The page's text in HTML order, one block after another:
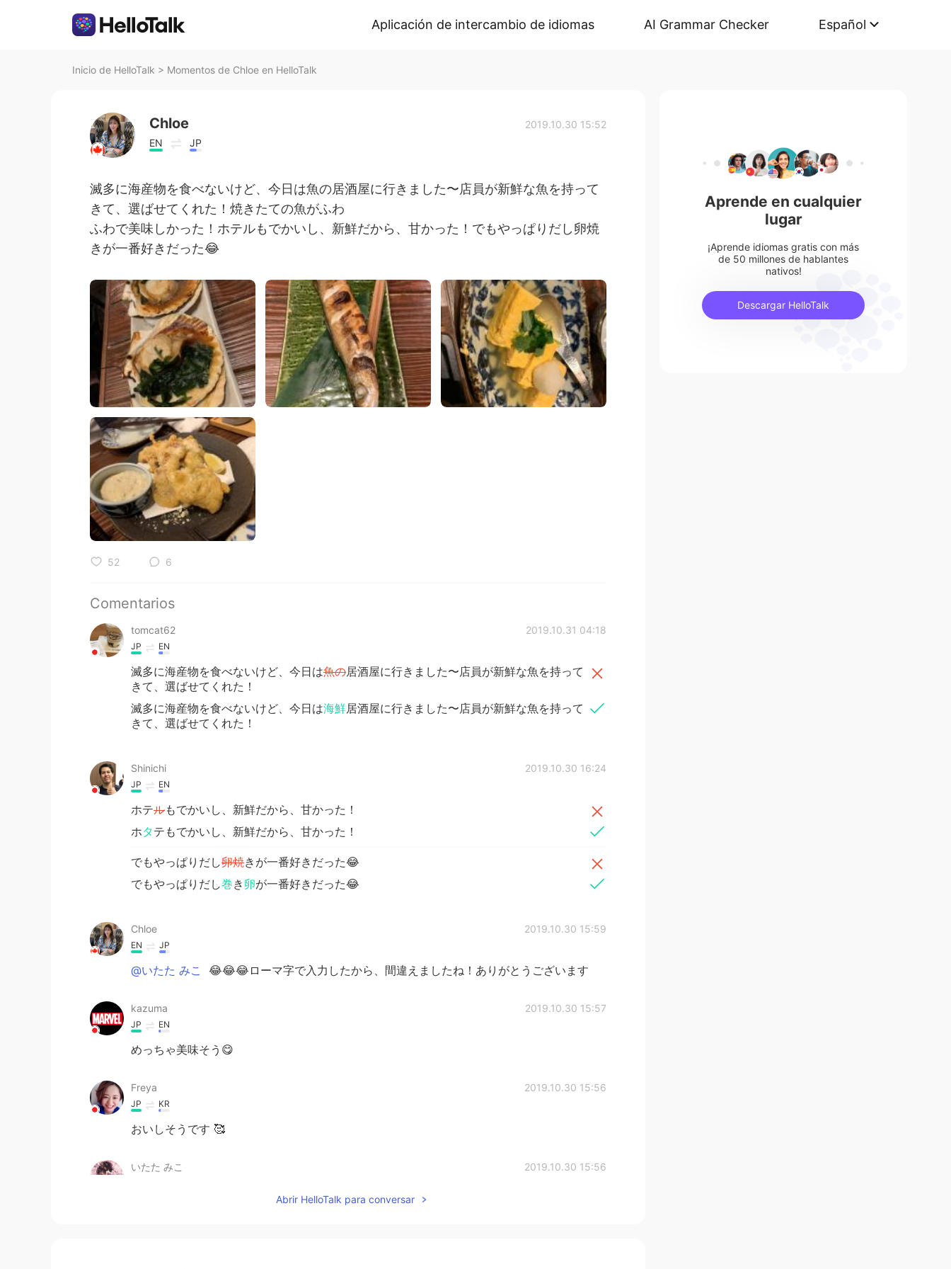
Aplicación de intercambio de idiomas AI Grammar Checker Español
Inicio de HelloTalk > Momentos de Chloe en HelloTalk
Chloe
EN JP
2019.10.30 15:52
滅多に海産物を食べないけど、今日は魚の居酒屋に行きました〜店員が新鮮な魚を持って
きて、選ばせてくれた！焼きたての魚がふわ
ふわで美味しかった！ホテルもでかいし、新鮮だから、甘かった！でもやっぱりだし卵焼
きが一番好きだった😂
52 6
Comentarios
tomcat62 2019.10.31 04:18
JP EN
滅多に海産物を食べないけど、今日は魚の居酒屋に行きました〜店員が新鮮な魚を持って
きて、選ばせてくれた！
滅多に海産物を食べないけど、今日は海鮮居酒屋に行きました〜店員が新鮮な魚を持って
きて、選ばせてくれた！
Shinichi 2019.10.30 16:24
JP EN
ホテルもでかいし、新鮮だから、甘かった！
ホタテもでかいし、新鮮だから、甘かった！
でもやっぱりだし卵焼きが一番好きだった😂
でもやっぱりだし巻き 卵が一番好きだった😂
Chloe 2019.10.30 15:59
EN JP
@いたた みこ 😂😂😂ローマ字で入力したから、間違えましたね！ありがとうございます
kazuma 2019.10.30 15:57
JP EN
めっちゃ美味そう😋
Freya 2019.10.30 15:56
JP KR
おいしそうです 🥰
いたた みこ 2019.10.30 15:56
カマスの塩焼き美味しそうですね ホテル→ホタテ
Abrir HelloTalk para conversar
Aprende en cualquier
lugar
¡Aprende idiomas gratis con más
de 50 millones de hablantes
nativos!
Descargar HelloTalk